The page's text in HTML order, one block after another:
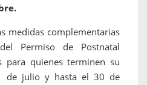
medidas complementarias
Permiso de Postnatal
para quienes terminen su
de julio y hasta el 30 de